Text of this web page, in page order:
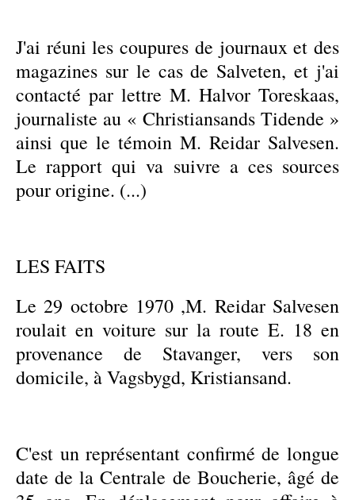
J'ai réuni les coupures de journaux et des
magazines sur le cas de Salveten, et j'ai
contacté par lettre M. Halvor Toreskaas,
journaliste au « Christiansands Tidende »
ainsi que le témoin M. Reidar Salvesen.
Le rapport qui va suivre a ces sources
pour origine. (...)
LES FAITS
Le 29 octobre 1970 ,M. Reidar Salvesen
roulait en voiture sur la route E. 18 en
provenance de Stavanger, vers son
domicile, à Vagsbygd, Kristiansand.
C'est un représentant confirmé de longue
date de la Centrale de Boucherie, âgé de